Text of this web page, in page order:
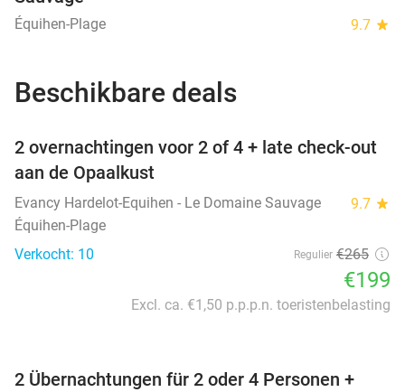
Équihen-Plage 9.7 star
Beschikbare deals
2 overnachtingen voor 2 of 4 + late check-out
aan de Opaalkust
Evancy Hardelot-Equihen - Le Domaine Sauvage 9.7 star
Équihen-Plage
Verkocht: 10
Regulier €265
€199
Excl. ca. €1,50 p.p.p.n. toeristenbelasting
2 Übernachtungen für 2 oder 4 Personen +